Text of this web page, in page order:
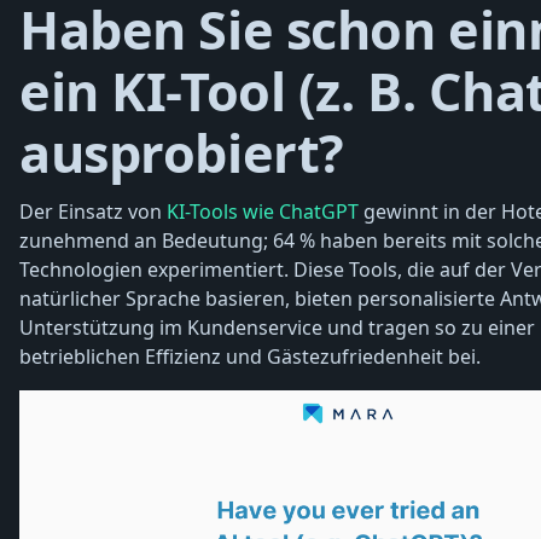
Haben Sie schon
ein KI-Tool (z. B.
ausprobiert?
Der Einsatz von KI-Tools wie ChatGPT gewinnt in der
zunehmend an Bedeutung; 64 % haben bereits mit
Technologien experimentiert. Diese Tools, die auf der
natürlicher Sprache basieren, bieten personalisierte
Unterstützung im Kundenservice und tragen so zu
betrieblichen Effizienz und Gästezufriedenheit bei.